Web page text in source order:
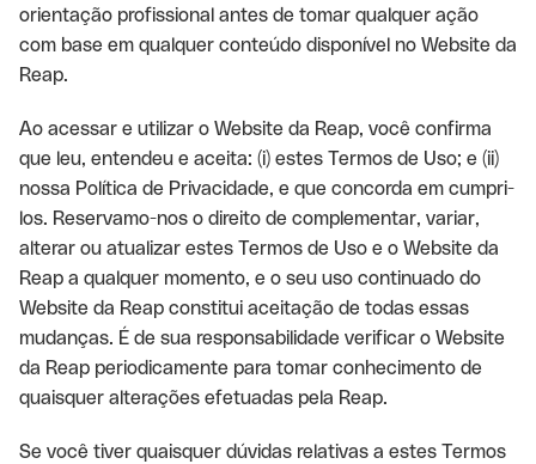
orientação profissional antes de tomar qualquer ação
com base em qualquer conteúdo disponível no Website da
Reap.
Ao acessar e utilizar o Website da Reap, você confirma
que leu, entendeu e aceita: (i) estes Termos de Uso; e (ii)
nossa Política de Privacidade, e que concorda em cumpri-
los. Reservamo-nos o direito de complementar, variar,
alterar ou atualizar estes Termos de Uso e o Website da
Reap a qualquer momento, e o seu uso continuado do
Website da Reap constitui aceitação de todas essas
mudanças. É de sua responsabilidade verificar o Website
da Reap periodicamente para tomar conhecimento de
quaisquer alterações efetuadas pela Reap.
Se você tiver quaisquer dúvidas relativas a estes Termos